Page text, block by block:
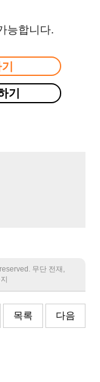
능합니다.
기
무단 전재,
목록 다음